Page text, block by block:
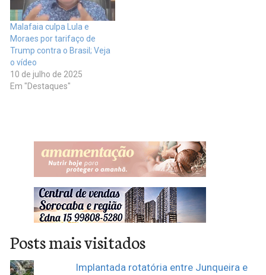
Malafaia culpa Lula e
Moraes por tarifaço de
Trump contra o Brasil; Veja
o vídeo
10 de julho de 2025
Em "Destaques"
Posts mais visitados
Implantada rotatória entre Junqueira e